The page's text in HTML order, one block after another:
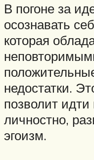
В погоне за
осознавать
которая
недостатки.
позволит
личностно,
эгоизм.